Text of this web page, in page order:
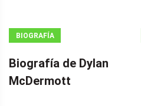
BIOGRAFÍA
Biografía de Dylan
McDermott